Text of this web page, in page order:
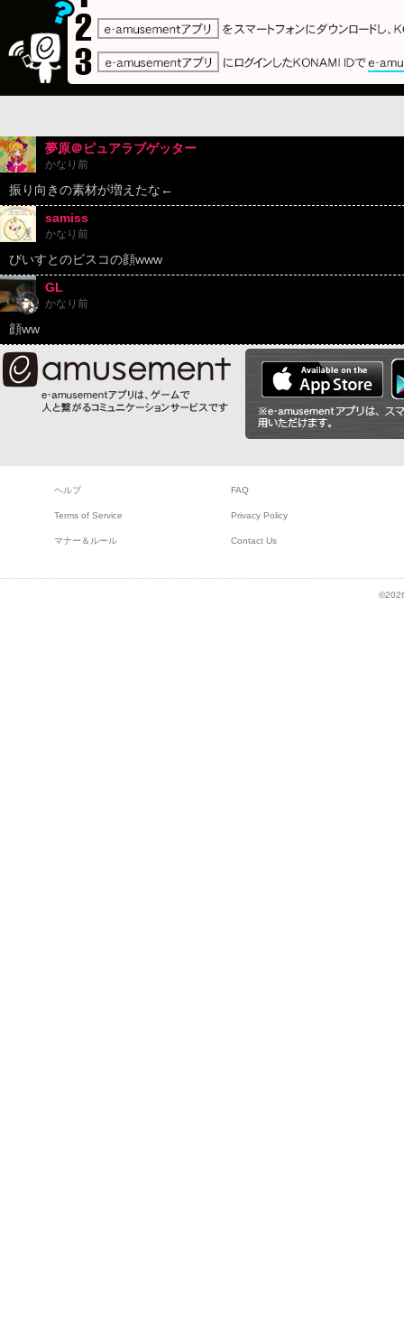
夢原＠ピュアラブゲッター
かなり前
振り向きの素材が増えたな←
samiss
かなり前
びいすとのビスコの顔www
GL
かなり前
顔ww
ヘルプ FAQ
Terms of Service Privacy Policy
マナー＆ルール Contact Us